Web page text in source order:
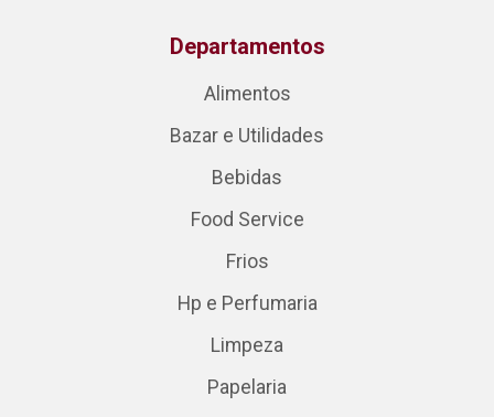
Departamentos
Alimentos
Bazar e Utilidades
Bebidas
Food Service
Frios
Hp e Perfumaria
Limpeza
Papelaria